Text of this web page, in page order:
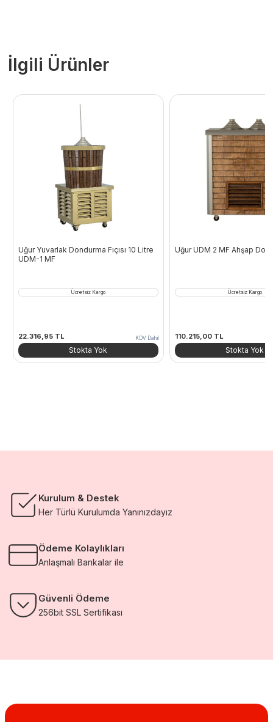
İlgili Ürünler
Uğur Yuvarlak Dondurma Fıçısı 10 Litre
UDM-1 MF
Ücretsiz Kargo
22.316,95 TL KDV Dahil
Stokta Yok
Uğur UDM 2 MF Ahşap
Ücretsiz Kargo
110.215,00 TL
Stokta Yok
Kurulum & Destek
Her Türlü Kurulumda Yanınızdayız
Ödeme Kolaylıkları
Anlaşmalı Bankalar ile
Güvenli Ödeme
256bit SSL Sertifikası